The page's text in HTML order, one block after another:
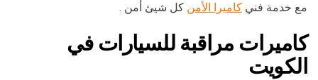
مع خدمة فني كاميرا الأمن كل شيئ أمن .
كاميرات مراقبة للسيارات في
الكويت